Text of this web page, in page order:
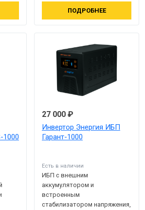
ПОДРОБНЕЕ
1000
27 000 ₽
Инвертор Энергия ИБП
Гарант-1000
Есть в наличии
ИБП с внешним
аккумулятором и
встроенным
стабилизатором напряжения,